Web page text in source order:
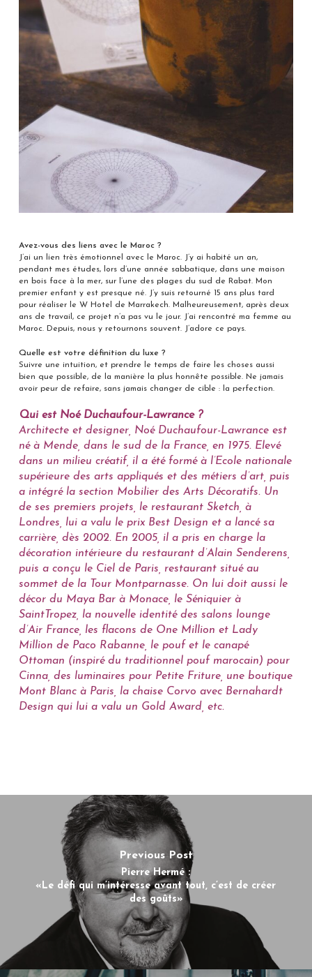
Avez-vous des liens avec le Maroc ?
J’ai un lien très émotionnel avec le Maroc. J’y ai habité un an,
pendant mes études, lors d’une année sabbatique, dans une maison
en bois face à la mer, sur l’une des plages du sud de Rabat. Mon
premier enfant y est presque né. J’y suis retourné 15 ans plus tard
pour réaliser le W Hotel de Marrakech. Malheureusement, après deux
ans de travail, ce projet n’a pas vu le jour. J’ai rencontré ma femme au
Maroc. Depuis, nous y retournons souvent. J’adore ce pays.
Quelle est votre définition du luxe ?
Suivre une intuition, et prendre le temps de faire les choses aussi
bien que possible, de la manière la plus honnête possible. Ne jamais
avoir peur de refaire, sans jamais changer de cible : la perfection.
Qui est Noé Duchaufour-Lawrance ?
Architecte et designer, Noé Duchaufour-Lawrance est
né à Mende, dans le sud de la France, en 1975. Elevé
dans un milieu créatif, il a été formé à l’Ecole nationale
supérieure des arts appliqués et des métiers d’art, puis
a intégré la section Mobilier des Arts Décoratifs. Un
de ses premiers projets, le restaurant Sketch, à
Londres, lui a valu le prix Best Design et a lancé sa
carrière, dès 2002. En 2005, il a pris en charge la
décoration intérieure du restaurant d’Alain Senderens,
puis a conçu le Ciel de Paris, restaurant situé au
sommet de la Tour Montparnasse. On lui doit aussi le
décor du Maya Bar à Monace, le Séniquier à
SaintTropez, la nouvelle identité des salons lounge
d’Air France, les flacons de One Million et Lady
Million de Paco Rabanne, le pouf et le canapé
Ottoman (inspiré du traditionnel pouf marocain) pour
Cinna, des luminaires pour Petite Friture, une boutique
Mont Blanc à Paris, la chaise Corvo avec Bernahardt
Design qui lui a valu un Gold Award, etc.
Previous Post
Pierre Hermé :
«Le défi qui m’intéresse avant tout, c’est de créer
des goûts»